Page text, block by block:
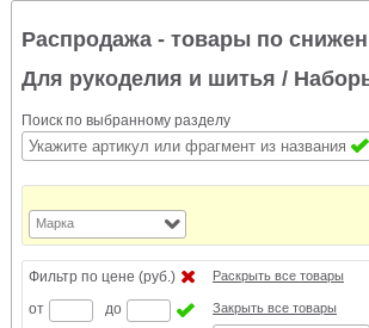
Распродажа - товары по
Для рукоделия и шитья /
Поиск по выбранному разделу
Марка
Фильтр по цене (руб.)
от
до
Раскрыть все товары
Закрыть все товары